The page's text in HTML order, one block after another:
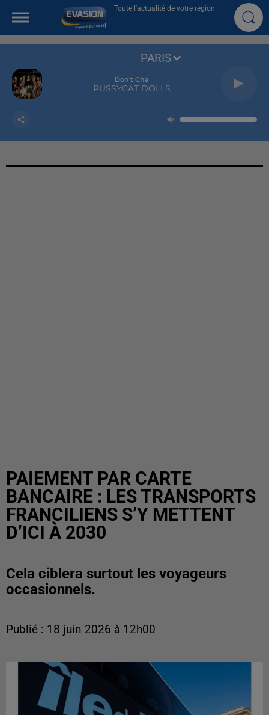
Toute l'actualité de votre région
Don't Cha
PUSSYCAT DOLLS
PARIS
PAIEMENT PAR CARTE
BANCAIRE : LES TRANSPORTS
FRANCILIENS S’Y METTENT
D’ICI À 2030
Cela ciblera surtout les voyageurs
occasionnels.
Publié : 18 juin 2026 à 12h00